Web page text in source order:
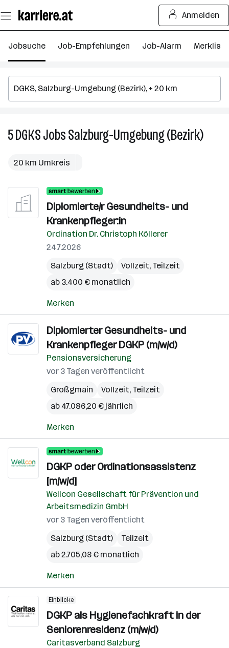
Seiteninhalt
springen
Anmelden
Jobsuche Job-Empfehlungen Job-Alarm Merkliste
5DGKSJobsSalzburg-Umgebung (Bezirk)5
20 km Umkreis
Diplomierte/r Gesundheits- und
Krankenpfleger:in
Ordination Dr. Christoph Köllerer
24.7.2026
Salzburg (Stadt)
Vollzeit, Teilzeit
ab 3.400 € monatlich
Merken
Diplomierter Gesundheits- und
Krankenpfleger DGKP (m/w/d)
Pensionsversicherung
vor 3 Tagen veröffentlicht
Großgmain
Vollzeit, Teilzeit
ab 47.086,20 € jährlich
Merken
DGKP oder Ordinationsassistenz
[m/w/d]
Wellcon Gesellschaft für Prävention und
Arbeitsmedizin GmbH
vor 3 Tagen veröffentlicht
Salzburg (Stadt)
Teilzeit
ab 2.705,03 € monatlich
Merken
Einblicke
DGKP als Hygienefachkraft in der
Seniorenresidenz (m/w/d)
Caritasverband Salzburg